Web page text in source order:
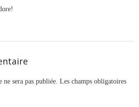
ne sera pas publiée. Les champs obligatoires